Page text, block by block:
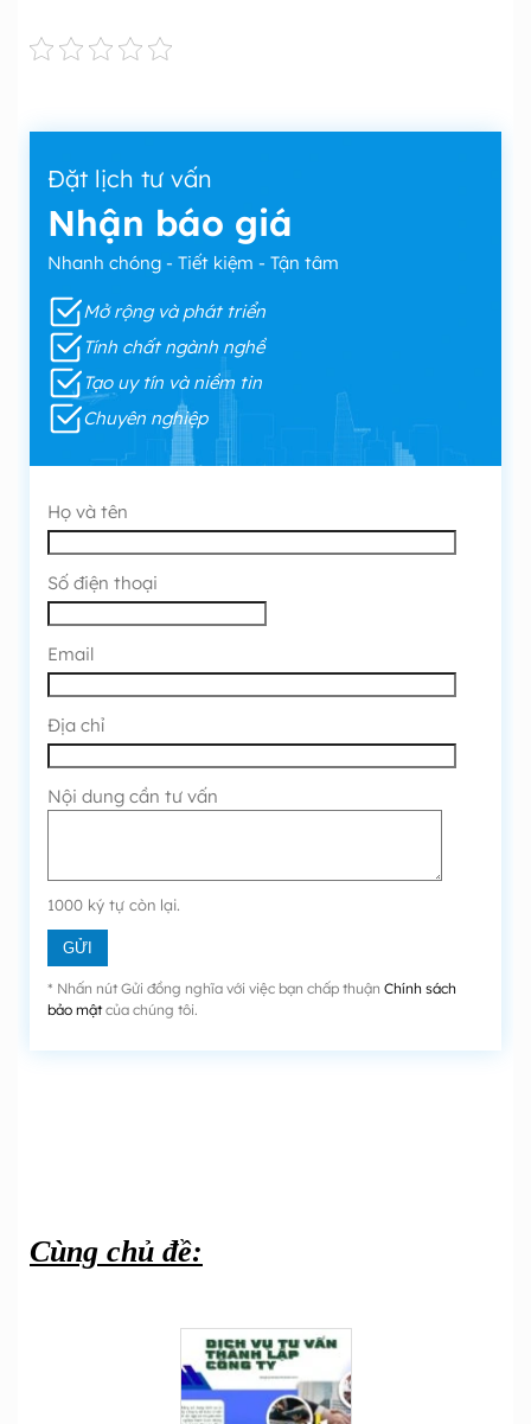
Đặt lịch tư vấn
Nhận báo giá
Nhanh chóng - Tiết kiệm - Tận tâm
Mở rộng và phát triển
Tính chất ngành nghề
Tạo uy tín và niềm tin
Chuyên nghiệp
Họ và tên
Số điện thoại
Email
Địa chỉ
Nội dung cần tư vấn
1000 ký tự còn lại.
* Nhấn nút Gửi đồng nghĩa với việc bạn chấp thuận Chính sách
bảo mậtcủa chúng tôi.
Cùng chủ đề: